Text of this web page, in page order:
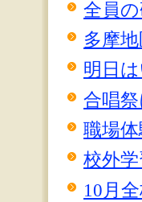
全員
多摩
明日
合唱
職場体
校外学
10月